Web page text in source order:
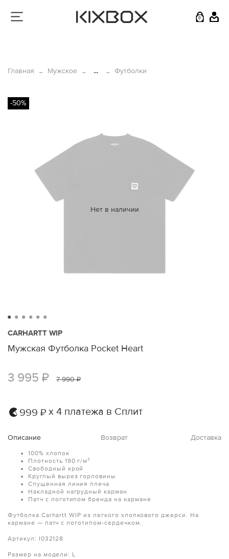
0
Главная Мужское ... Футболки
Нет в наличии
-50%
CARHARTT WIP
Мужская Футболка Pocket Heart
3 995 ₽ 7 990 ₽
999 ₽ х 4 платежа в Сплит
Описание Возврат Доставка
100% хлопок
Плотность 190 г/м²
Свободный крой
Круглый вырез горловины
Спущенная линия плеча
Накладной нагрудный карман
Патч с логотипом бренда на кармане
Футболка Carhartt WIP из легкого хлопкового джерси. На
кармане — патч с логотипом-сердечком.
Артикул: I032128
Размер на модели: L